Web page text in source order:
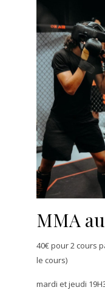
MMA
40€ pour 2 cours
le cours)
mardi et jeudi